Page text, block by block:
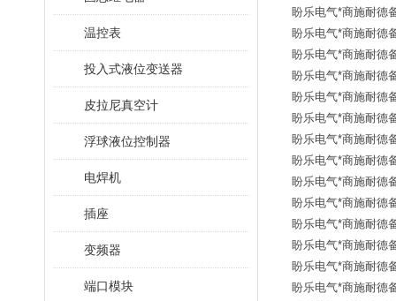
温控表
投入式液位变送器
皮拉尼真空计
浮球液位控制器
电焊机
插座
变频器
端口模块
盼乐电气*商施耐德
盼乐电气*商施耐德
盼乐电气*商施耐德
盼乐电气*商施耐德
盼乐电气*商施耐德
盼乐电气*商施耐德
盼乐电气*商施耐德
盼乐电气*商施耐德
盼乐电气*商施耐德
盼乐电气*商施耐德
盼乐电气*商施耐德
盼乐电气*商施耐德
盼乐电气*商施耐德
盼乐电气*商施耐德